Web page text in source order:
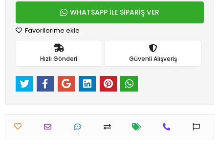
WHATSAPP İLE SİPARİŞ VER
Favorilerime ekle
Hızlı Gönderi Güvenli Alışveriş